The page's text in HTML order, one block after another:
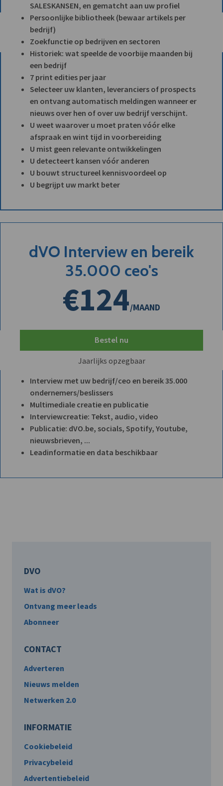
SALESKANSEN, en gematcht aan uw profiel
Persoonlijke bibliotheek (bewaar artikels per
bedrijf)
Zoekfunctie op bedrijven en sectoren
Historiek: wat speelde de voorbije maanden bij
een bedrijf
7 print edities per jaar
Selecteer uw klanten, leveranciers of prospects
en ontvang automatisch meldingen wanneer er
nieuws over hen of over uw bedrijf verschijnt.
U weet waarover u moet praten vóór elke
afspraak en wint tijd in voorbereiding
U mist geen relevante ontwikkelingen
U detecteert kansen vóór anderen
U bouwt structureel kennisvoordeel op
U begrijpt uw markt beter
dVO Interview en bereik
35.000 ceo's
€124/MAAND
Bestel nu
Jaarlijks opzegbaar
Interview met uw bedrijf/ceo en bereik 35.000
ondernemers/beslissers
Multimediale creatie en publicatie
Interviewcreatie: Tekst, audio, video
Publicatie: dVO.be, socials, Spotify, Youtube,
nieuwsbrieven, ...
Leadinformatie en data beschikbaar
DVO
Wat is dVO?
Ontvang meer leads
Abonneer
CONTACT
Adverteren
Nieuws melden
Netwerken 2.0
INFORMATIE
Cookiebeleid
Privacybeleid
Advertentiebeleid